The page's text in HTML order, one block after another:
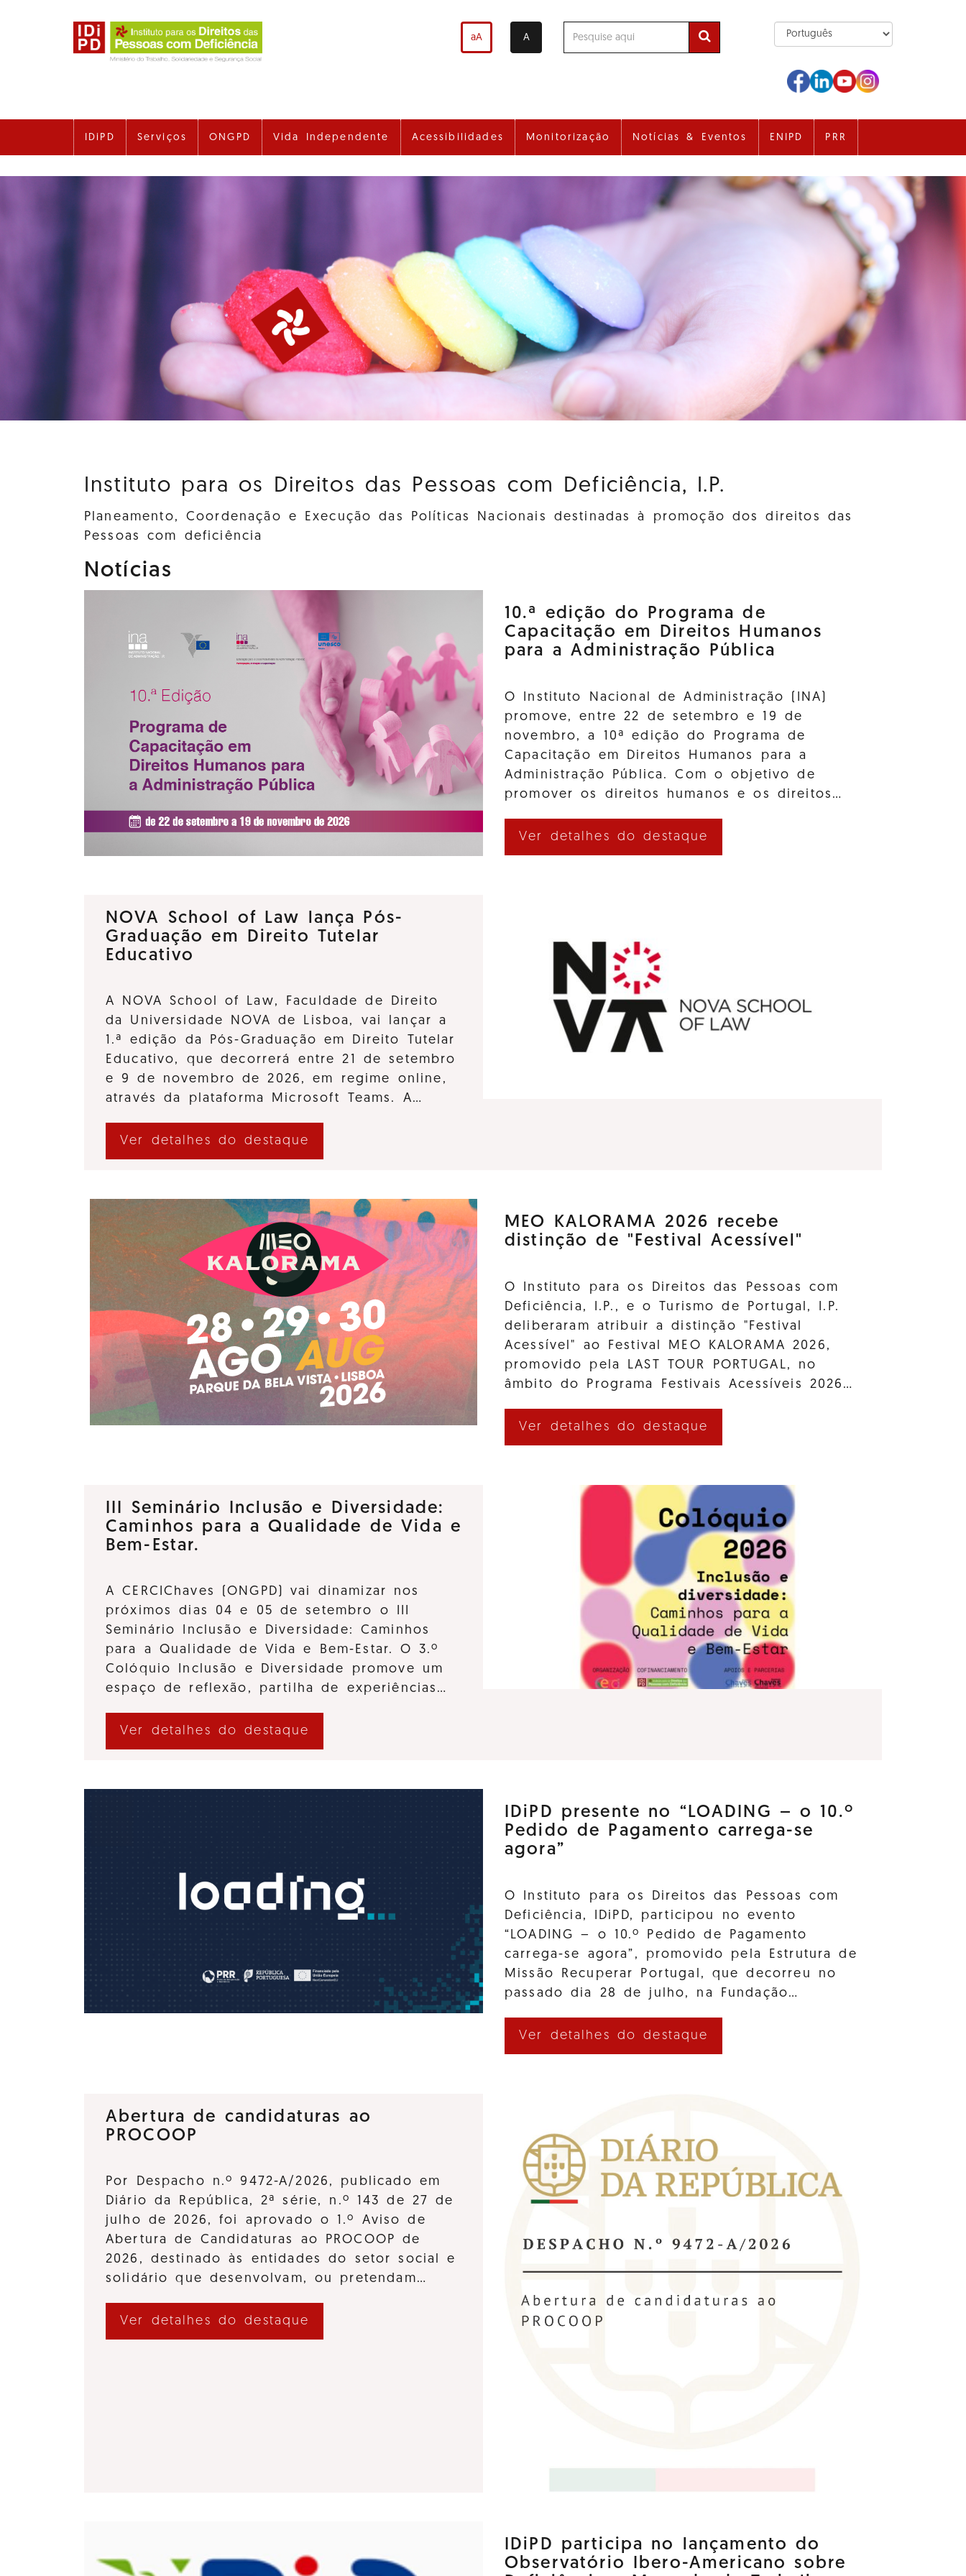
aA A
IDiPD Serviços ONGPD Vida Independente Acessibilidades Monitorização Notícias & Eventos ENIPD PRR
Instituto para os Direitos das Pessoas com Deficiência, I.P.
Planeamento, Coordenação e Execução das Políticas Nacionais destinadas à promoção dos direitos das
Pessoas com deficiência
Notícias
10.ª edição do Programa de
Capacitação em Direitos Humanos
para a Administração Pública
O Instituto Nacional de Administração (INA)
promove, entre 22 de setembro e 19 de
novembro, a 10ª edição do Programa de
Capacitação em Direitos Humanos para a
Administração Pública. Com o objetivo de
promover os direitos humanos e os direitos…
Ver detalhes do destaque
NOVA School of Law lança Pós-
Graduação em Direito Tutelar
Educativo
A NOVA School of Law, Faculdade de Direito
da Universidade NOVA de Lisboa, vai lançar a
1.ª edição da Pós-Graduação em Direito Tutelar
Educativo, que decorrerá entre 21 de setembro
e 9 de novembro de 2026, em regime online,
através da plataforma Microsoft Teams. A…
Ver detalhes do destaque
MEO KALORAMA 2026 recebe
distinção de "Festival Acessível"
O Instituto para os Direitos das Pessoas com
Deficiência, I.P., e o Turismo de Portugal, I.P.
deliberaram atribuir a distinção "Festival
Acessível" ao Festival MEO KALORAMA 2026,
promovido pela LAST TOUR PORTUGAL, no
âmbito do Programa Festivais Acessíveis 2026…
Ver detalhes do destaque
III Seminário Inclusão e Diversidade:
Caminhos para a Qualidade de Vida e
Bem-Estar.
A CERCIChaves (ONGPD) vai dinamizar nos
próximos dias 04 e 05 de setembro o III
Seminário Inclusão e Diversidade: Caminhos
para a Qualidade de Vida e Bem-Estar. O 3.º
Colóquio Inclusão e Diversidade promove um
espaço de reflexão, partilha de experiências…
Ver detalhes do destaque
IDiPD presente no “LOADING – o 10.º
Pedido de Pagamento carrega-se
agora”
O Instituto para os Direitos das Pessoas com
Deficiência, IDiPD, participou no evento
“LOADING – o 10.º Pedido de Pagamento
carrega-se agora”, promovido pela Estrutura de
Missão Recuperar Portugal, que decorreu no
passado dia 28 de julho, na Fundação…
Ver detalhes do destaque
Abertura de candidaturas ao
PROCOOP
Por Despacho n.º 9472-A/2026, publicado em
Diário da República, 2ª série, n.º 143 de 27 de
julho de 2026, foi aprovado o 1.º Aviso de
Abertura de Candidaturas ao PROCOOP de
2026, destinado às entidades do setor social e
solidário que desenvolvam, ou pretendam…
Ver detalhes do destaque
IDiPD participa no lançamento do
Observatório Ibero-Americano sobre